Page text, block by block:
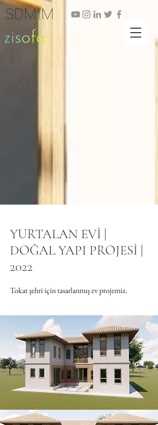
SDMIM
YURTALAN EVİ |
DOĞAL YAPI PROJESİ |
2022
Tokat şehri için tasarlanmış ev projemiz.